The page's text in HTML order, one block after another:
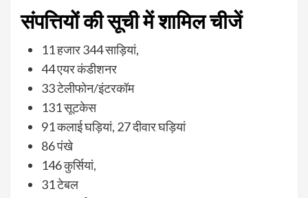
संपत्तियों की सूची में शामिल चीजें
11 हजार 344 साड़ियां,
44 एयर कंडीशनर
33 टेलीफोन/इंटरकॉम
131 सूटकेस
91 कलाई घड़ियां, 27 दीवार घड़ियां
86 पंखे
146 कुर्सियां,
31 टेबल